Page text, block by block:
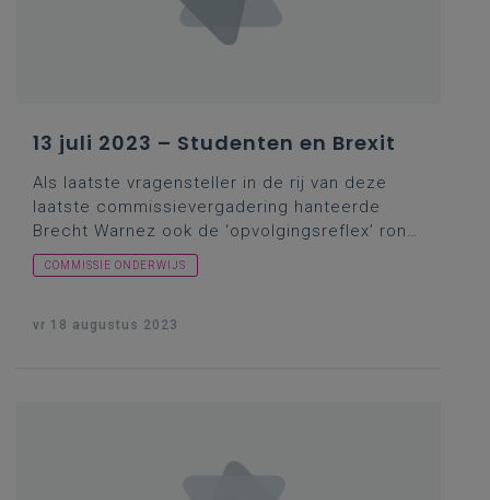
13 juli 2023 – Studenten en Brexit
Als laatste vragensteller in de rij van deze
laatste commissievergadering hanteerde
Brecht Warnez ook de ‘opvolgingsreflex’ rond
een fenomeen dat ongetwijfeld in de
geschiedenisboeken zal belanden en waarvan
dat zij zich destijds toch wel iets op de mouw
samenwerking met het Verenigd Koninkrijk
COMMISSIE ONDERWIJS
vr 18 augustus 2023